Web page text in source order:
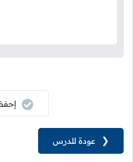
❮ عودة للدرس